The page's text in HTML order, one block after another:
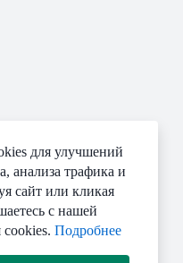
для улучшений
анализа трафика и
сайт или кликая
с нашей
Подробнее